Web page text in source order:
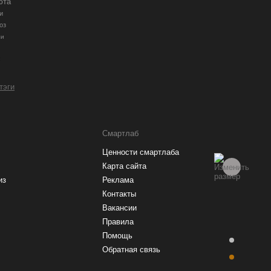
Смартлаб
Ценности смартлаба
Карта сайта
Реклама
Контакты
Вакансии
Правила
Помощь
Обратная связь